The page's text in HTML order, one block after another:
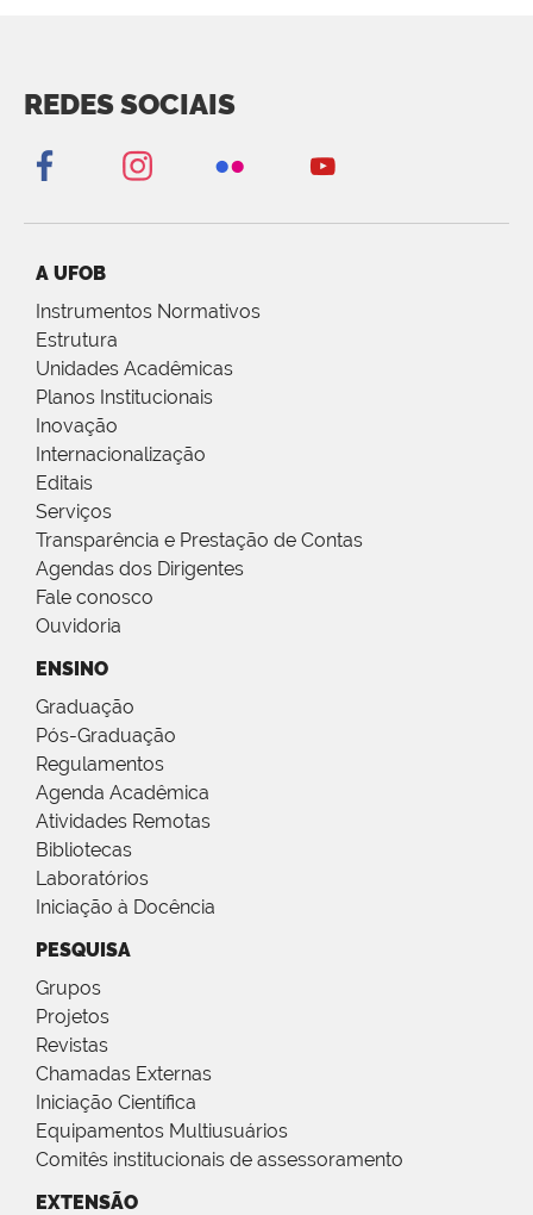
REDES SOCIAIS
A UFOB
Instrumentos Normativos
Estrutura
Unidades Acadêmicas
Planos Institucionais
Inovação
Internacionalização
Editais
Serviços
Transparência e Prestação de Contas
Agendas dos Dirigentes
Fale conosco
Ouvidoria
ENSINO
Graduação
Pós-Graduação
Regulamentos
Agenda Acadêmica
Atividades Remotas
Bibliotecas
Laboratórios
Iniciação à Docência
PESQUISA
Grupos
Projetos
Revistas
Chamadas Externas
Iniciação Científica
Equipamentos Multiusuários
Comitês institucionais de assessoramento
EXTENSÃO